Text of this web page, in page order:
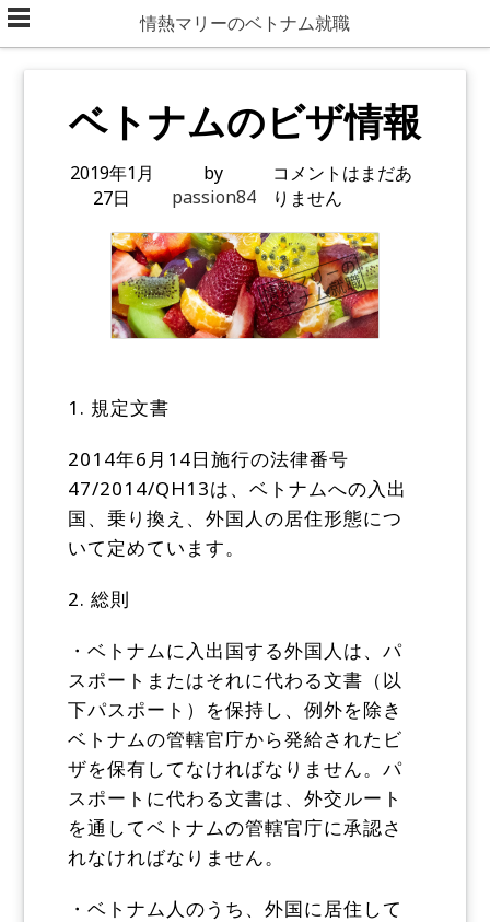
Skip
to
情熱マリーのベトナム就職
ベトナムのビザ情報
2019年1月
27日
by
passion84
コメントはまだあ
りません
1. 規定文書
2014年6月14日施行の法律番号
47/2014/QH13は、ベトナムへの入出
国、乗り換え、外国人の居住形態につ
いて定めています。
2. 総則
・ベトナムに入出国する外国人は、パ
スポートまたはそれに代わる文書（以
下パスポート）を保持し、例外を除き
ベトナムの管轄官庁から発給されたビ
ザを保有してなければなりません。パ
スポートに代わる文書は、外交ルート
を通してベトナムの管轄官庁に承認さ
れなければなりません。
・ベトナム人のうち、外国に居住して